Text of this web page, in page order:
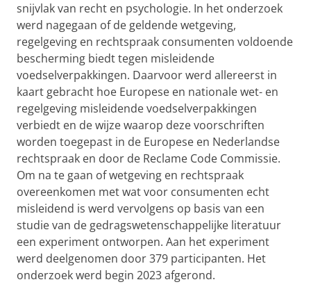
snijvlak van recht en psychologie. In het onderzoek
werd nagegaan of de geldende wetgeving,
regelgeving en rechtspraak consumenten voldoende
bescherming biedt tegen misleidende
voedselverpakkingen. Daarvoor werd allereerst in
kaart gebracht hoe Europese en nationale wet- en
regelgeving misleidende voedselverpakkingen
verbiedt en de wijze waarop deze voorschriften
worden toegepast in de Europese en Nederlandse
rechtspraak en door de Reclame Code Commissie.
Om na te gaan of wetgeving en rechtspraak
overeenkomen met wat voor consumenten echt
misleidend is werd vervolgens op basis van een
studie van de gedragswetenschappelijke literatuur
een experiment ontworpen. Aan het experiment
werd deelgenomen door 379 participanten. Het
onderzoek werd begin 2023 afgerond.